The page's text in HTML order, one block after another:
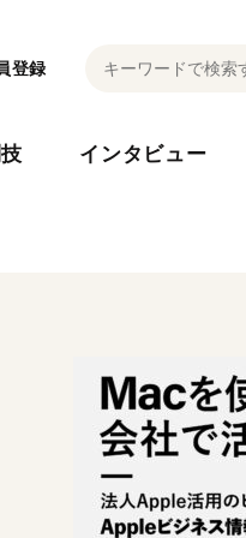
登録
インタビュー